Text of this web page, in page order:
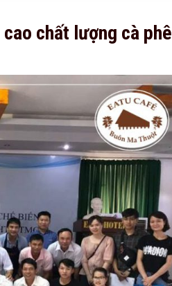
cao chất lượng cà phê